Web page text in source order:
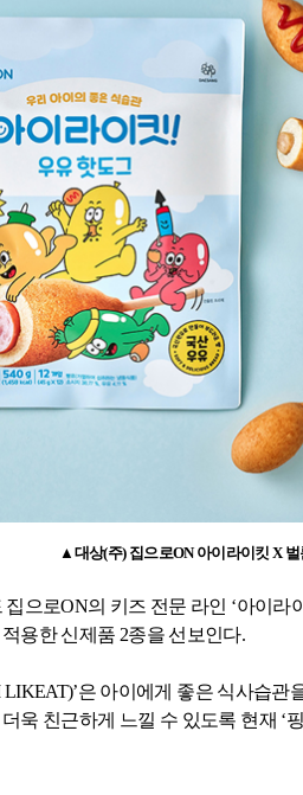
▲대상(주) 집으로ON아이라이킷 X
집으로ON의 키즈 전문 라인 ‘아이라
용한 신제품 2종을 선보인다.
LIKEAT)’은 아이에게 좋은 식사습관
욱 친근하게 느낄 수 있도록 현재 ‘